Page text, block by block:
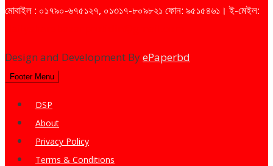
মোবাইল : ০১৭৯০-৬৭৫১২৭, ০১৩১৭-৮০৯৮২১ ফোন: ৯৫১৫৪৬১। ই-মেইল:
Design and Development ByePaperbd
Footer Menu
DSP
About
Privacy Policy
Terms & Conditions